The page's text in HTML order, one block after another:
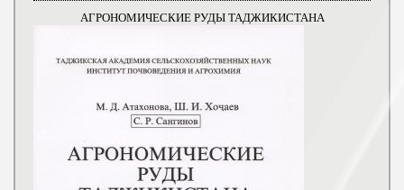
АГРОНОМИЧЕСКИЕ РУДЫ ТАДЖИКИСТАНА